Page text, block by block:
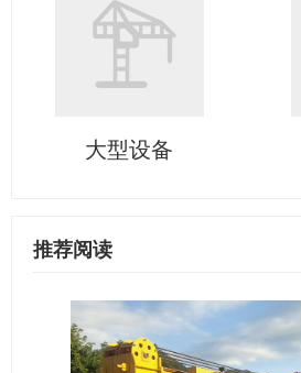
大型设备
推荐阅读